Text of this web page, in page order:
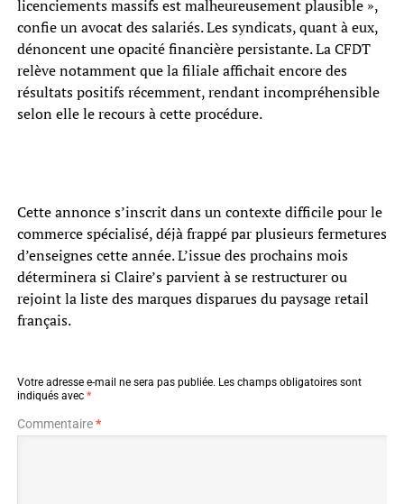
licenciements massifs est malheureusement plausible »,
confie un avocat des salariés. Les syndicats, quant à eux,
dénoncent une opacité financière persistante. La CFDT
relève notamment que la filiale affichait encore des
résultats positifs récemment, rendant incompréhensible
selon elle le recours à cette procédure.
Cette annonce s’inscrit dans un contexte difficile pour le
commerce spécialisé, déjà frappé par plusieurs fermetures
d’enseignes cette année. L’issue des prochains mois
déterminera si Claire’s parvient à se restructurer ou
rejoint la liste des marques disparues du paysage retail
français.
Votre adresse e-mail ne sera pas publiée. Les champs obligatoires sont
indiqués avec *
Commentaire*